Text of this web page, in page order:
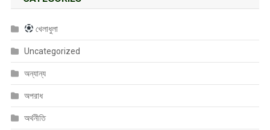
খেলাধুলা
Uncategorized
অন্যান্য
অপরাধ
অর্থনীতি